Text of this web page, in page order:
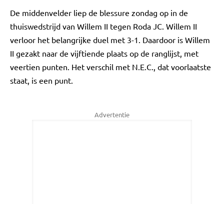
De middenvelder liep de blessure zondag op in de
thuiswedstrijd van Willem II tegen Roda JC. Willem II
verloor het belangrijke duel met 3-1. Daardoor is Willem
II gezakt naar de vijftiende plaats op de ranglijst, met
veertien punten. Het verschil met N.E.C., dat voorlaatste
staat, is een punt.
Advertentie